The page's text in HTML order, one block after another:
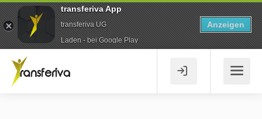
transferiva App
transferiva UG
Laden - bei Google Play
Anzeigen